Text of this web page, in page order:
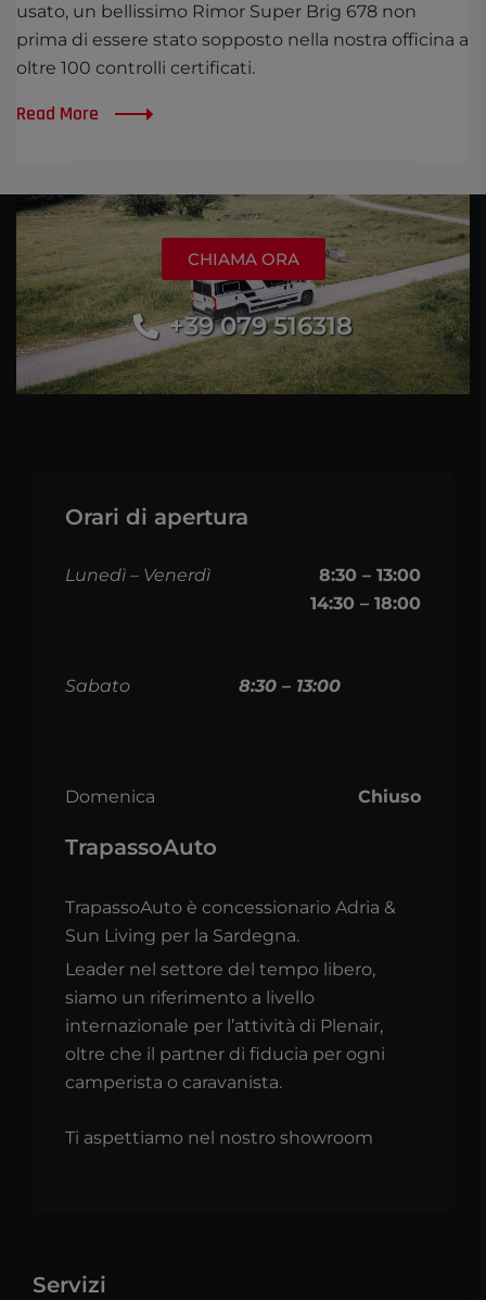
usato, un bellissimo Rimor Super Brig 678 non
prima di essere stato sopposto nella nostra officina a
oltre 100 controlli certificati.
Read More
CHIAMA ORA
+39 079 516318
Orari di apertura
Lunedì – Venerdì
8:30 – 13:00
14:30 – 18:00
Sabato 8:30 – 13:00
Domenica Chiuso
TrapassoAuto
TrapassoAuto è concessionario Adria &
Sun Living per la Sardegna.
Leader nel settore del tempo libero,
siamo un riferimento a livello
internazionale per l’attività di Plenair,
oltre che il partner di fiducia per ogni
camperista o caravanista.
Ti aspettiamo nel nostro showroom
Servizi